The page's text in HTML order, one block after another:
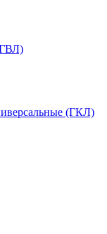
(ГКЛ)